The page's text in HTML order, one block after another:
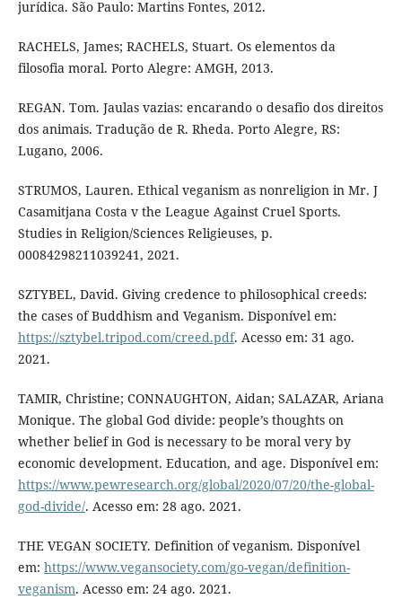
jurídica. São Paulo: Martins Fontes, 2012.
RACHELS, James; RACHELS, Stuart. Os elementos da
filosofia moral. Porto Alegre: AMGH, 2013.
REGAN. Tom. Jaulas vazias: encarando o desafio dos direitos
dos animais. Tradução de R. Rheda. Porto Alegre, RS:
Lugano, 2006.
STRUMOS, Lauren. Ethical veganism as nonreligion in Mr. J
Casamitjana Costa v the League Against Cruel Sports.
Studies in Religion/Sciences Religieuses, p.
00084298211039241, 2021.
SZTYBEL, David. Giving credence to philosophical creeds:
the cases of Buddhism and Veganism. Disponível em:
https://sztybel.tripod.com/creed.pdf. Acesso em: 31 ago.
2021.
TAMIR, Christine; CONNAUGHTON, Aidan; SALAZAR, Ariana
Monique. The global God divide: people’s thoughts on
whether belief in God is necessary to be moral very by
economic development. Education, and age. Disponível em:
https://www.pewresearch.org/global/2020/07/20/the-global-
god-divide/. Acesso em: 28 ago. 2021.
THE VEGAN SOCIETY. Definition of veganism. Disponível
em: https://www.vegansociety.com/go-vegan/definition-
veganism. Acesso em: 24 ago. 2021.